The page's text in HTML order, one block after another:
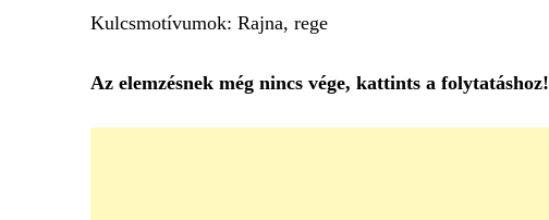
Kulcsmotívumok: Rajna, rege
Az elemzésnek még nincs vége, kattints a folytatáshoz!